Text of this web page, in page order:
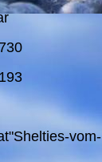
vom-